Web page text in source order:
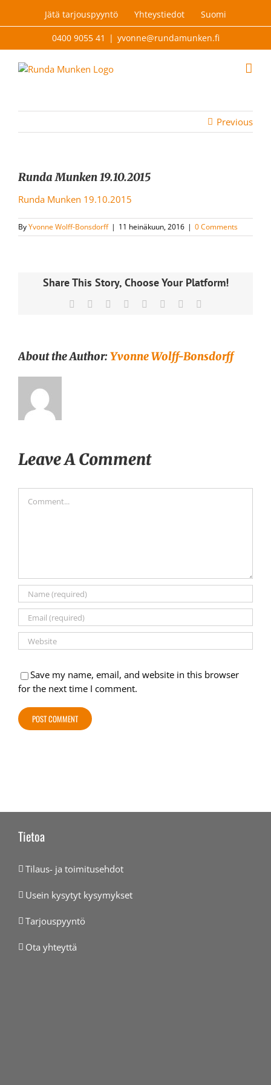
Jätä tarjouspyyntö Yhteystiedot Suomi
0400 9055 41 | yvonne@rundamunken.fi
Previous
Runda Munken 19.10.2015
Runda Munken 19.10.2015
ByYvonne Wolff-Bonsdorff | 11 heinäkuun, 2016 | 0 Comments
Share This Story, Choose Your Platform!
Facebook Reddit LinkedIn
TumblrPinterest
About the Author:Yvonne Wolff-Bonsdorff
Leave A Comment
Save my name, email, and website in this browser
for the next time I comment.
Tietoa
Tilaus- ja toimitusehdot
Usein kysytyt kysymykset
Tarjouspyyntö
Ota yhteyttä